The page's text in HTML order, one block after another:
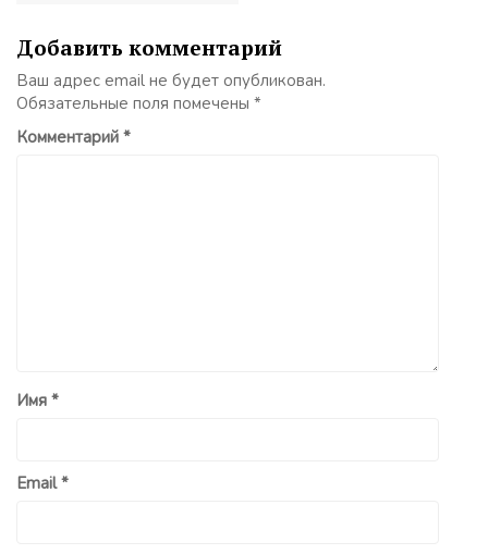
Добавить комментарий
Ваш адрес email не будет опубликован.
Обязательные поля помечены *
Комментарий *
Имя *
Email*